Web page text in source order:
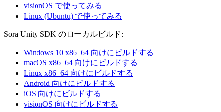
visionOS で使ってみる
Linux (Ubuntu) で使ってみる
Sora Unity SDK のローカルビルド:
Windows 10 x86_64 向けにビルドする
macOS x86_64 向けにビルドする
Linux x86_64 向けにビルドする
Android 向けにビルドする
iOS 向けにビルドする
visionOS 向けにビルドする